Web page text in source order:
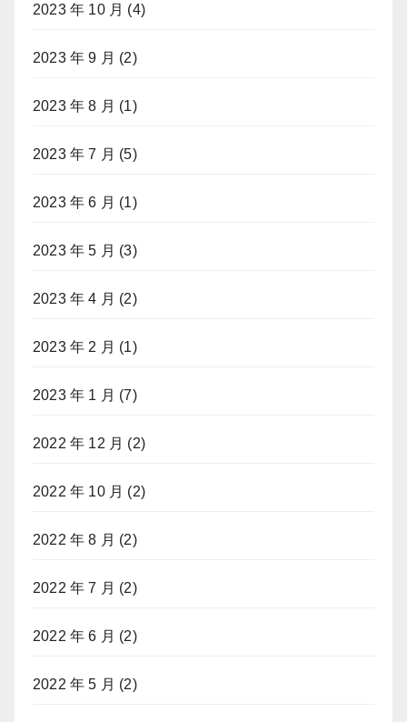
2023 年 10 月 (4)
2023 年 9 月 (2)
2023 年 8 月 (1)
2023 年 7 月 (5)
2023 年 6 月 (1)
2023 年 5 月 (3)
2023 年 4 月 (2)
2023 年 2 月 (1)
2023 年 1 月 (7)
2022 年 12 月 (2)
2022 年 10 月 (2)
2022 年 8 月 (2)
2022 年 7 月 (2)
2022 年 6 月 (2)
2022 年 5 月 (2)